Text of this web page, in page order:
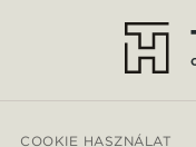
COOKIE HASZNÁLAT